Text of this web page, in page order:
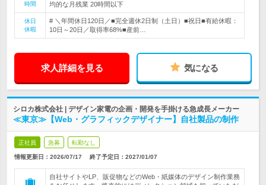
時間
均的な月残業 20時間以下
休日
休暇
# ＼年間休日120日／■完全週休2日制（土日）■祝日■有給休暇：
10日～20日／取得率68%■産前…
求人詳細を見る 気になる
シロカ株式会社 | デザイン家電の企画・開発を手掛ける急成長メーカー
≪東京≫【Web・グラフィックデザイナー】自社製品の制作
正社員 急募 転勤なし
情報更新日：2026/07/17 終了予定日： 2027/01/07
自社サイトやLP、販促物などのWeb・紙媒体のデザイン制作業務